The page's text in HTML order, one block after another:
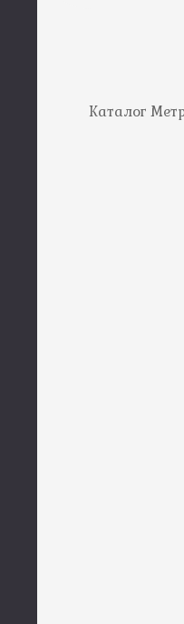
Каталог